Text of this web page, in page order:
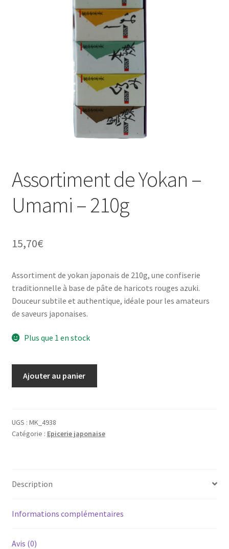
Assortiment de Yokan –
Umami – 210g
15,70€
Assortiment de yokan japonais de 210g, une confiserie
traditionnelle à base de pâte de haricots rouges azuki.
Douceur subtile et authentique, idéale pour les amateurs
de saveurs japonaises.
Plus que 1 en stock
Yokan
-
Ajouter au panier
UGS : MK_4938
Catégorie : Epicerie japonaise
Description
Informations complémentaires
Avis (0)